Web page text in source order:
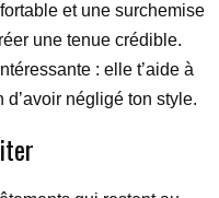
et une surchemise
une tenue crédible.
: elle t’aide à
négligé ton style.